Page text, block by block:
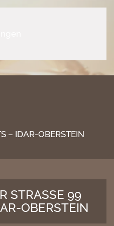
– IDAR-OBERSTEIN
STRASSE 99
OBERSTEIN